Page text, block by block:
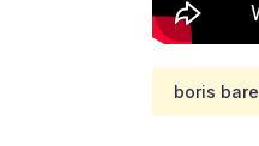
boris bare